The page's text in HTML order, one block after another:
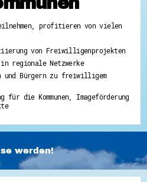
teilnehmen, profitieren von vielen
von Freiwilligenprojekten
regionale Netzwerke
und Bürgern zu freiwilligem
die Kommunen, Imageförderung
werden!